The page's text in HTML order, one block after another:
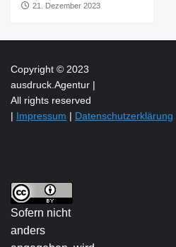
21. Dezember 2023
Copyright © 2023
ausdruck.Agentur |
All rights reserved
| Impressum | Datenschutzerklärung
Sofern nicht
anders